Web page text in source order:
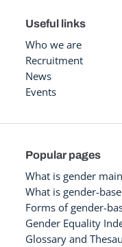
Useful links
Who we are
Recruitment
News
Events
Popular pages
What is gender
What is gender-
Forms of gender-
Gender Equality
Glossary and